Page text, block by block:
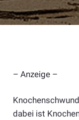
– Anzeige –
dabei ist